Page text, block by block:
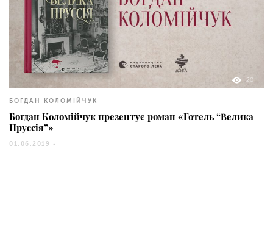
20
БОГДАН КОЛОМІЙЧУК
Богдан Коломійчук презентує роман «Готель “Велика
Пруссія”»
01.06.2019 -